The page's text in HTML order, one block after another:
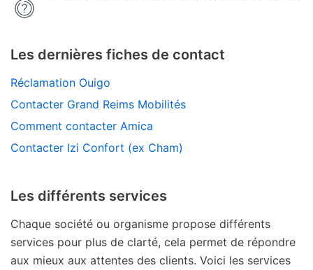
Les dernières fiches de contact
Réclamation Ouigo
Contacter Grand Reims Mobilités
Comment contacter Amica
Contacter Izi Confort (ex Cham)
Les différents services
Chaque société ou organisme propose différents
services pour plus de clarté, cela permet de répondre
aux mieux aux attentes des clients. Voici les services